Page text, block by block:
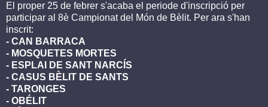
El proper 25 de febrer s'acaba el periode d'inscripció per
participar al 8è Campionat del Món de Bèlit. Per ara s'han
inscrit:
- CAN BARRACA
- MOSQUETES MORTES
- ESPLAI DE SANT NARCÍS
- CASUS BÈLIT DE SANTS
- TARONGES
- OBÉLIT